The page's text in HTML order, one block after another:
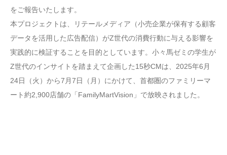
をご報告いたします。
本プロジェクトは、リテールメディア（小売企業が保有する顧客
データを活用した広告配信）がZ世代の消費行動に与える影響を
実践的に検証することを目的としています。小々馬ゼミの学生が
Z世代のインサイトを踏まえて企画した15秒CMは、2025年6月
24日（火）から7月7日（月）にかけて、首都圏のファミリーマ
ート約2,900店舗の「FamilyMartVision」で放映されました。